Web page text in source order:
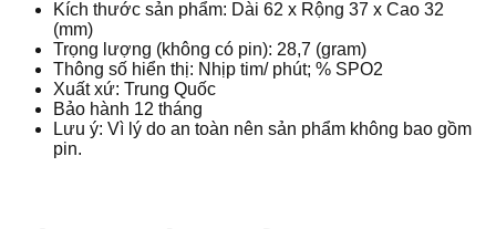
Kích thước sản phẩm: Dài 62 x Rộng 37 x Cao 32
(mm)
Trọng lượng (không có pin): 28,7 (gram)
Thông số hiển thị: Nhịp tim/ phút; % SPO2
Xuất xứ: Trung Quốc
Bảo hành 12 tháng
Lưu ý: Vì lý do an toàn nên sản phẩm không bao gồm
pin.